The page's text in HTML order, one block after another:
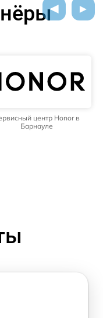
центр Honor в
Барнауле